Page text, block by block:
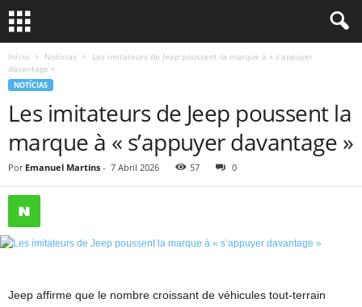
Início Notícias
Les imitateurs de Jeep poussent la marque à « s’appuyer
davantage »
NOTÍCIAS
Les imitateurs de Jeep poussent la
marque à « s’appuyer davantage »
Por Emanuel Martins - 7 Abril 2026 57 0
Jeep affirme que le nombre croissant de véhicules tout-terrain